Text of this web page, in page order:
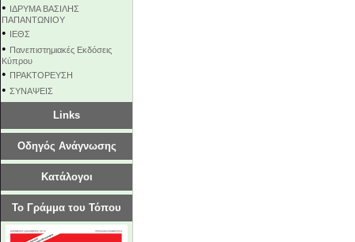
• ΙΔΡΥΜΑ ΒΑΣΙΛΗΣ
ΠΑΠΑΝΤΩΝΙΟΥ
• ΙΕΘΣ
• Πανεπιστημιακές Εκδόσεις
Κύπρου
• ΠΡΑΚΤΟΡΕΥΣΗ
• ΣΥΝΑΨΕΙΣ
Links
Οδηγός Ανάγνωσης
Κατάλογοι
Το Γράμμα του Τόπου